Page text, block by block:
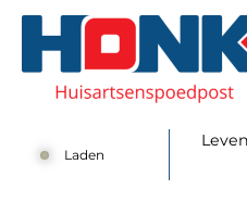
Laden